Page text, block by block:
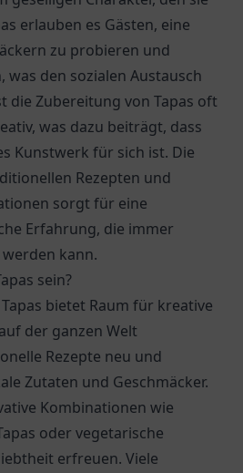
erlauben es Gästen, eine
zu probieren und
was den sozialen Austausch
die Zubereitung von Tapas oft
was dazu beiträgt, dass
Kunstwerk für sich ist. Die
Rezepten und
sorgt für eine
Erfahrung, die immer
kann.
sein?
bietet Raum für kreative
der ganzen Welt
Rezepte neu und
Zutaten und Geschmäcker.
Kombinationen wie
oder vegetarische
erfreuen. Viele